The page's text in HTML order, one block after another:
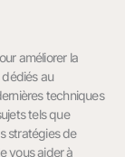
améliorer la
au
techniques
tels que
stratégies de
vous aider à